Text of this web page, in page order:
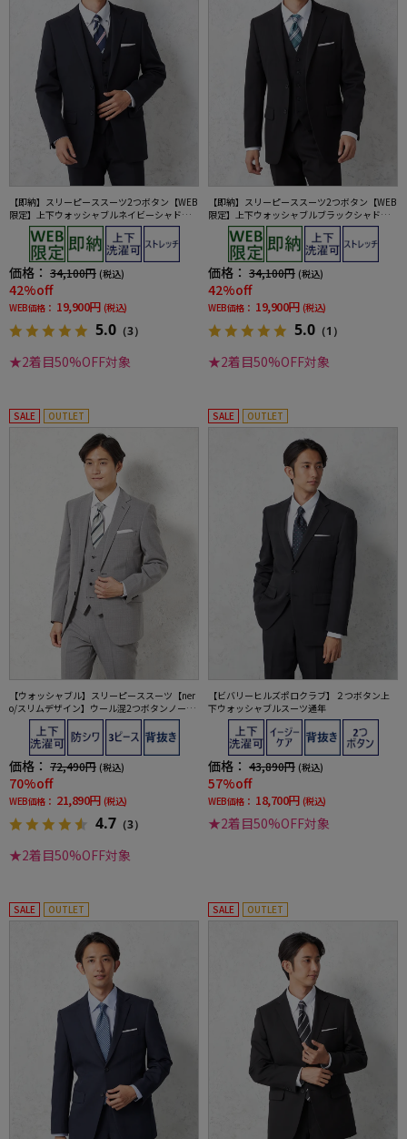
【即納】スリーピーススーツ2つボタン【WEB
限定】上下ウォッシャブルネイビーシャドウ
ストライプ3シーズン対応
価格： 34,100円 (税込)
42%off
WEB価格： 19,900円 (税込)
5.0 （3）
★2着目50%OFF対象
【即納】スリーピーススーツ2つボタン【WEB
限定】上下ウォッシャブルブラックシャドウ
ストライプ3シーズン対応
価格： 34,100円 (税込)
42%off
WEB価格： 19,900円 (税込)
5.0 （1）
★2着目50%OFF対象
SALE OUTLET
【ウォッシャブル】スリーピーススーツ【ner
o/スリムデザイン】ウール混2つボタンノータ
ックストライプ
価格： 72,490円 (税込)
70%off
WEB価格： 21,890円 (税込)
4.7 （3）
★2着目50%OFF対象
SALE OUTLET
【ビバリーヒルズポロクラブ】２つボタン上
下ウォッシャブルスーツ通年
価格： 43,890円 (税込)
57%off
WEB価格： 18,700円 (税込)
★2着目50%OFF対象
SALE OUTLET SALE OUTLET